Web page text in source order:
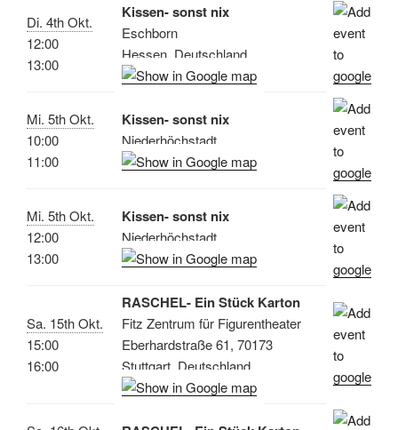
Di. 4th Okt.
12:00
13:00
Kissen- sonst nix
Eschborn
Hessen, Deutschland
Mi. 5th Okt.
10:00
11:00
Kissen- sonst nix
Niederhöchstadt
Mi. 5th Okt.
12:00
13:00
Kissen- sonst nix
Niederhöchstadt
Sa. 15th Okt.
15:00
16:00
RASCHEL- Ein Stück Karton
Fitz Zentrum für Figurentheater
Eberhardstraße 61, 70173
Stuttgart, Deutschland